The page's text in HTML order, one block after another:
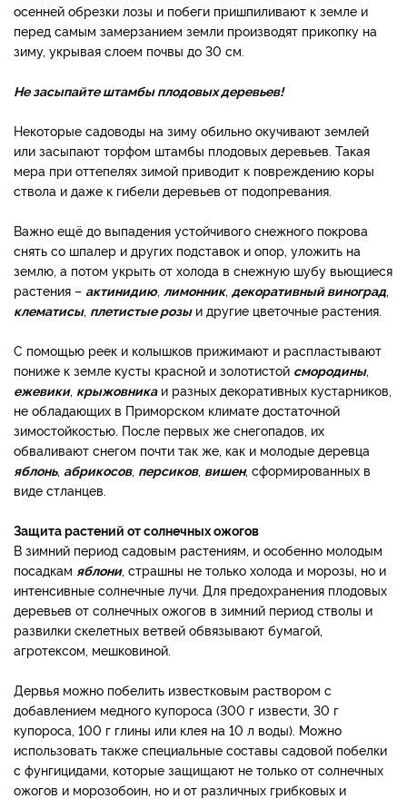
осенней обрезки лозы и побеги пришпиливают к земле и
перед самым замерзанием земли производят прикопку на
зиму, укрывая слоем почвы до 30 см.
Не засыпайте штамбы плодовых деревьев!
Некоторые садоводы на зиму обильно окучивают землей
или засыпают торфом штамбы плодовых деревьев. Такая
мера при оттепелях зимой приводит к повреждению коры
ствола и даже к гибели деревьев от подопревания.
Важно ещё до выпадения устойчивого снежного покрова
снять со шпалер и других подставок и опор, уложить на
землю, а потом укрыть от холода в снежную шубу вьющиеся
растения – актинидию, лимонник, декоративный виноград
клематисы, плетистые розыи другие цветочные растения.
С помощью реек и колышков прижимают и распластывают
пониже к земле кусты красной и золотистой смородины,
ежевики, крыжовникаи разных декоративных кустарников,
не обладающих в Приморском климате достаточной
зимостойкостью. После первых же снегопадов, их
обваливают снегом почти так же, как и молодые деревца
яблонь, абрикосов, персиков, вишен, сформированных в
виде стланцев.
Защита растений от солнечных ожогов
В зимний период садовым растениям, и особенно молодым
посадкам яблони, страшны не только холода и морозы, но и
интенсивные солнечные лучи. Для предохранения плодовых
деревьев от солнечных ожогов в зимний период стволы и
развилки скелетных ветвей обвязывают бумагой,
агротексом, мешковиной.
Дервья можно побелить известковым раствором с
добавлением медного купороса (300 г извести, 30 г
купороса, 100 г глины или клея на 10 л воды). Можно
использовать также специальные составы садовой побелки
с фунгицидами, которые защищают не только от солнечных
ожогов и морозобоин, но и от различных грибковых и